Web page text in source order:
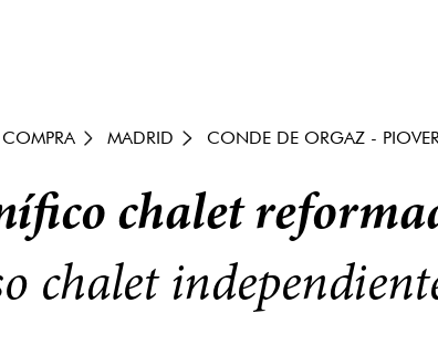
COMPRA MADRID CONDE DE ORGAZ -
chalet
chalet